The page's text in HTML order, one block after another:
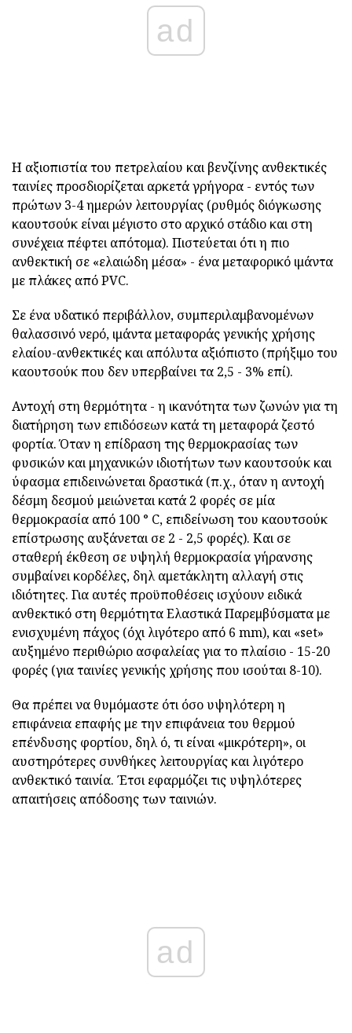
ad
Η αξιοπιστία του πετρελαίου και βενζίνης ανθεκτικές
ταινίες προσδιορίζεται αρκετά γρήγορα - εντός των
πρώτων 3-4 ημερών λειτουργίας (ρυθμός διόγκωσης
καουτσούκ είναι μέγιστο στο αρχικό στάδιο και στη
συνέχεια πέφτει απότομα). Πιστεύεται ότι η πιο
ανθεκτική σε «ελαιώδη μέσα» - ένα μεταφορικό ιμάντα
με πλάκες από PVC.
Σε ένα υδατικό περιβάλλον, συμπεριλαμβανομένων
θαλασσινό νερό, ιμάντα μεταφοράς γενικής χρήσης
ελαίου-ανθεκτικές και απόλυτα αξιόπιστο (πρήξιμο του
καουτσούκ που δεν υπερβαίνει τα 2,5 - 3% επί).
Αντοχή στη θερμότητα - η ικανότητα των ζωνών για τη
διατήρηση των επιδόσεων κατά τη μεταφορά ζεστό
φορτία. Όταν η επίδραση της θερμοκρασίας των
φυσικών και μηχανικών ιδιοτήτων των καουτσούκ και
ύφασμα επιδεινώνεται δραστικά (π.χ., όταν η αντοχή
δέσμη δεσμού μειώνεται κατά 2 φορές σε μία
θερμοκρασία από 100 ° C, επιδείνωση του καουτσούκ
επίστρωσης αυξάνεται σε 2 - 2,5 φορές). Και σε
σταθερή έκθεση σε υψηλή θερμοκρασία γήρανσης
συμβαίνει κορδέλες, δηλ αμετάκλητη αλλαγή στις
ιδιότητες. Για αυτές προϋποθέσεις ισχύουν ειδικά
ανθεκτικό στη θερμότητα Ελαστικά Παρεμβύσματα με
ενισχυμένη πάχος (όχι λιγότερο από 6 mm), και «set»
αυξημένο περιθώριο ασφαλείας για το πλαίσιο - 15-20
φορές (για ταινίες γενικής χρήσης που ισούται 8-10).
Θα πρέπει να θυμόμαστε ότι όσο υψηλότερη η
επιφάνεια επαφής με την επιφάνεια του θερμού
επένδυσης φορτίου, δηλ ό, τι είναι «μικρότερη», οι
αυστηρότερες συνθήκες λειτουργίας και λιγότερο
ανθεκτικό ταινία. Έτσι εφαρμόζει τις υψηλότερες
απαιτήσεις απόδοσης των ταινιών.
ad